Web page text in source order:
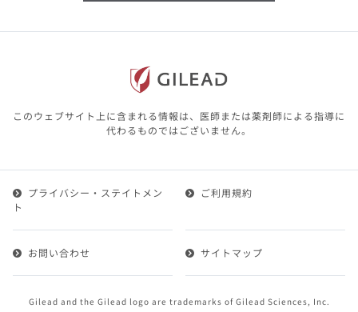
含む）の情報は、その製品またはその製品の
本サイト内の情報は、医師その他医療関係者
が行なうべきアドバイスやサービスを提供す
るものではありません。本サイトに表示され
ている情報は、決して、医師その他医療関係
1.会員とは、医療関係者の方で、本サービスの利用規約
ービスに登録を申し込みギリアドがこれを承認した方を
いいます。
けることができます。
このウェブサイト上に含まれる情報は、医師または薬剤師による指導に
代わるものではございません。
Gilead and the Gilead logo are trademarks of Gilead Sciences, Inc.
プライバシー・ステイトメン
ト
ご利用規約
お問い合わせ サイトマップ